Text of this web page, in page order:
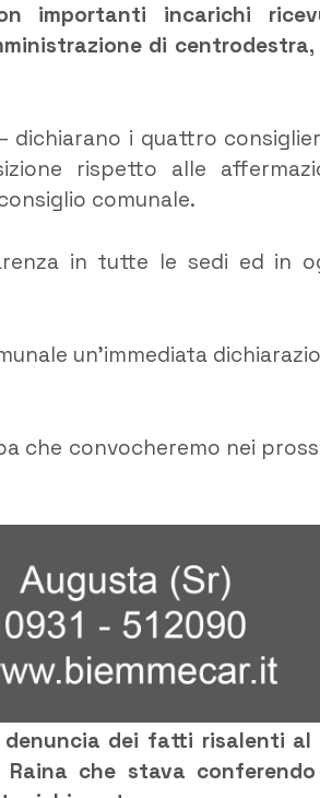
importanti incarichi
di centrodestra,
dichiarano i quattro
rispetto alle
comunale.
in tutte le sedi ed in
un’immediata
che convocheremo nei
dei fatti risalenti al
Raina che stava